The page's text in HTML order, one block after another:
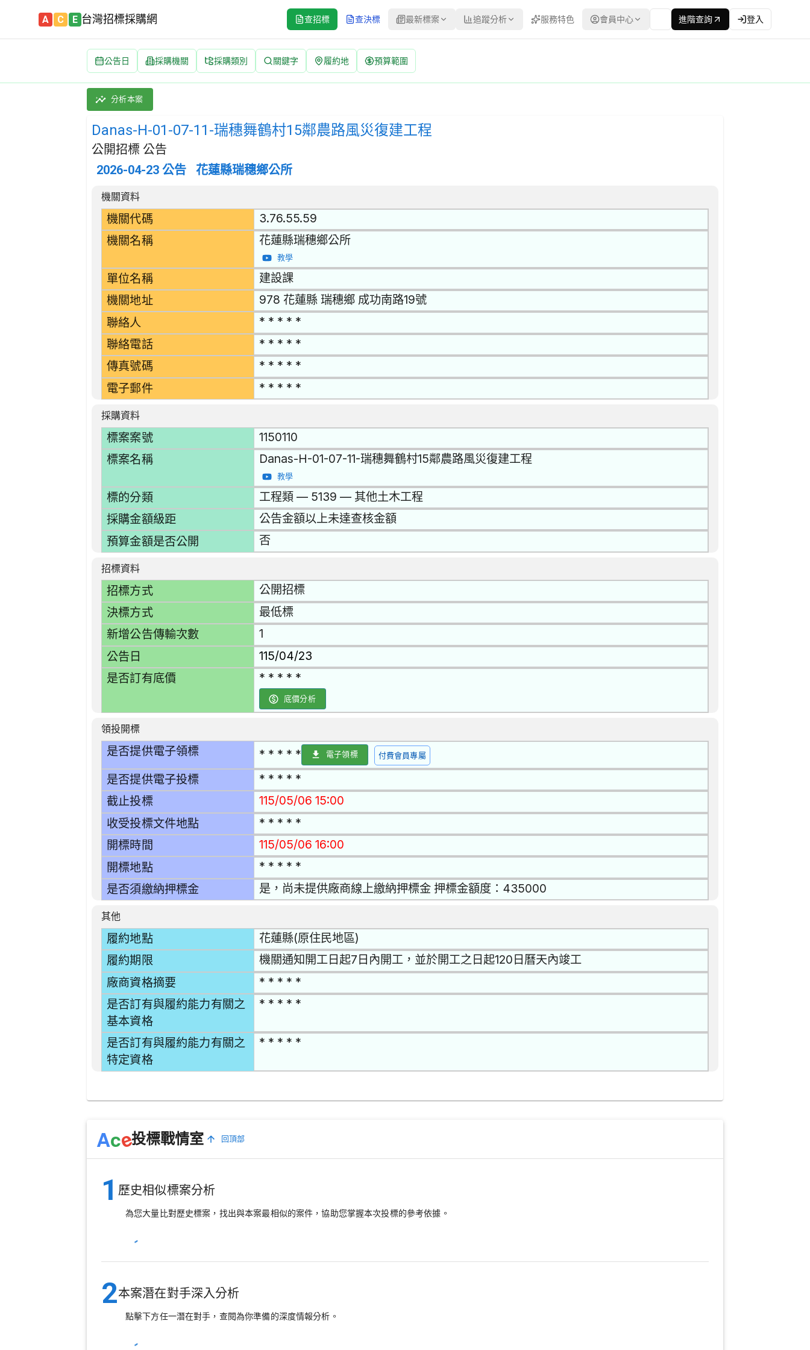
A C E 台灣招標採購網 查招標 查決標 最新標案 追蹤分析 服務特色 會員中心 進階查詢 登入
公告日 採購機關 採購類別 關鍵字 履約地 預算範圍
Danas-H-01-07-11-瑞穗舞鶴村15鄰農路風災復建工程 招標公告 | 案號：1150110 | 公開招標 公告
採購類別：工程類 其他土木工程 | 招標方式：公開招標 | 決標方式：最低標 | 資料來源：台灣政府電子採購網（公共工程委員會） | 更新時間：2026-04-
分析本案
Danas-H-01-07-11-瑞穗舞鶴村15鄰農路風災復建工程
公開招標 公告
2026-04-23 公告 花蓮縣瑞穗鄉公所
招標公告詳細內容
機關資料
機關代碼 3.76.55.59
機關名稱 花蓮縣瑞穗鄉公所
教學
單位名稱 建設課
機關地址 978 花蓮縣 瑞穗鄉 成功南路19號
聯絡人 * * * * *
聯絡電話 * * * * *
傳真號碼 * * * * *
電子郵件 * * * * *
採購資料
標案案號 1150110
標案名稱 Danas-H-01-07-11-瑞穗舞鶴村15鄰農路風災復建工程
教學
標的分類 工程類 — 5139 — 其他土木工程
採購金額級距 公告金額以上未達查核金額
預算金額是否公開 否
招標資料
招標方式 公開招標
決標方式 最低標
新增公告傳輸次數 1
公告日 115/04/23
是否訂有底價 * * * * *
底價分析
領投開標
是否提供電子領標 * * * * * 電子領標 付費會員專屬
是否提供電子投標 * * * * *
截止投標 115/05/06 15:00
收受投標文件地點 * * * * *
開標時間 115/05/06 16:00
開標地點 * * * * *
是否須繳納押標金 是，尚未提供廠商線上繳納押標金 押標金額度：435000
其他
履約地點 花蓮縣(原住民地區)
履約期限 機關通知開工日起7日內開工，並於開工之日起120日曆天內竣工
廠商資格摘要 * * * * *
是否訂有與履約能力有關之
基本資格
* * * * *
是否訂有與履約能力有關之
特定資格
* * * * *
Ace投標戰情室 回頂部
1 歷史相似標案分析
為您大量比對歷史標案，找出與本案最相似的案件，協助您掌握本次投標的參考依據。
2本案潛在對手深入分析
點擊下方任一潛在對手，查閱為你準備的深度情報分析。